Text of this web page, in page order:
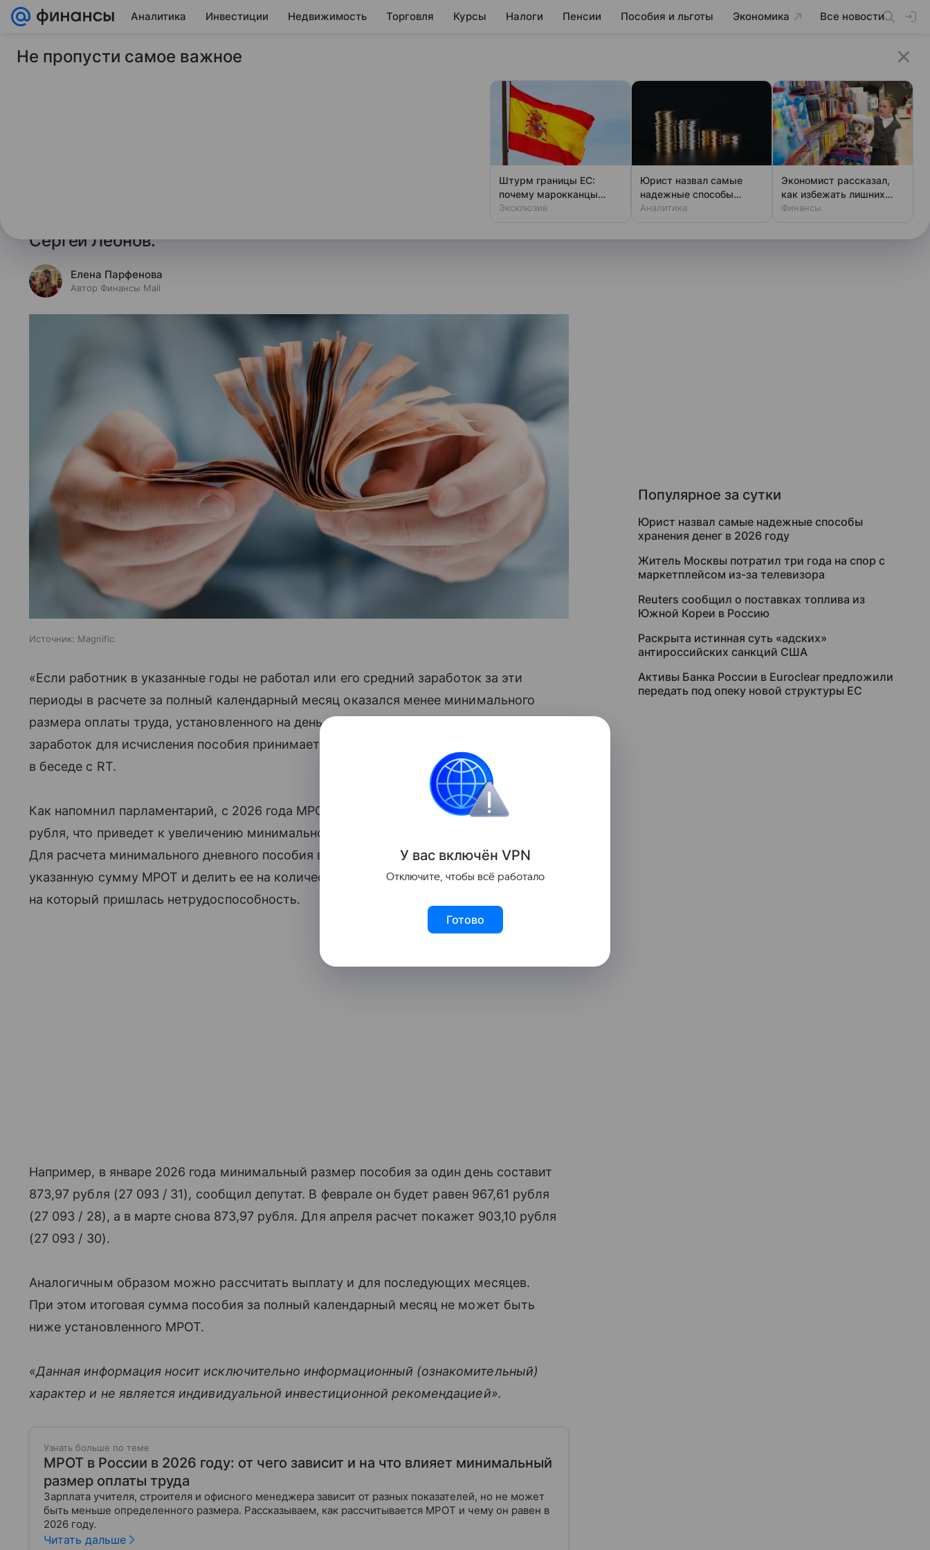
Аналитика Инвестиции Недвижимость Торговля Курсы Налоги Пенсии Пособия и льготы Экономика Все новости
7 ноября 2025 Финансы Mail
Депутат рассказал, как изменится
Размер пособия по нетрудоспособности рассчитывается
от заработка гражданина за два предшествующих года болезни,
напомнил председатель комитета Госдумы по охране здоровья
Сергей Леонов.
Елена Парфенова
Автор Финансы Mail
Источник: Magnific
«Если работник в указанные годы не работал или его средний заработок за эти
периоды в расчете за полный календарный месяц оказался менее минимального
размера оплаты труда, установленного на день наступления болезни, то средний
заработок для исчисления пособия принимается равным
в беседе с RT.
Как напомнил парламентарий, с 2026 года МРОТ будет установлен в размере 27 093
рубля, что приведет к увеличению минимальной выплаты по
Для расчета минимального дневного пособия в 2026 году необходимо брать
указанную сумму МРОТ и делить ее на количество календарных дней в том месяце,
на который пришлась нетрудоспособность.
Например, в январе 2026 года минимальный размер пособия за один день составит
873,97 рубля (27 093 / 31), сообщил депутат. В феврале он будет равен 967,61 рубля
(27 093 / 28), а в марте снова 873,97 рубля. Для апреля расчет покажет 903,10 рубля
(27 093 / 30).
Аналогичным образом можно рассчитать выплату и для последующих месяцев.
При этом итоговая сумма пособия за полный календарный месяц не может быть
ниже установленного МРОТ.
«Данная информация носит исключительно информационный (ознакомительный)
характер и не является индивидуальной инвестиционной рекомендацией».
Узнать больше по теме
МРОТ в России в 2026 году: от чего зависит и на что влияет минимальный
размер оплаты труда
Зарплата учителя, строителя и офисного менеджера зависит от разных показателей, но не может
быть меньше определенного размера. Рассказываем, как рассчитывается МРОТ и чему он равен в
2026 году.
Читать дальше
Популярное за сутки
Юрист назвал самые надежные способы
хранения денег в 2026 году
Житель Москвы потратил три года на спор с
маркетплейсом из-за телевизора
Reuters сообщил о поставках топлива из
Южной Кореи в Россию
Раскрыта истинная суть «адских»
антироссийских санкций США
Активы Банка России в Euroclear предложили
передать под опеку новой структуры ЕС
Не пропусти самое важное
Штурм границы ЕС:
почему марокканцы
бегут в Испанию толпами
Эксклюзив
Юрист назвал самые
надежные способы
хранения денег в 2026
Аналитика
Экономист рассказал,
как избежать лишних
трат при сборах в школу
Финансы
У вас включён VPN
Отключите, чтобы всё работало
Готово